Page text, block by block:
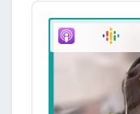
Audio
Player